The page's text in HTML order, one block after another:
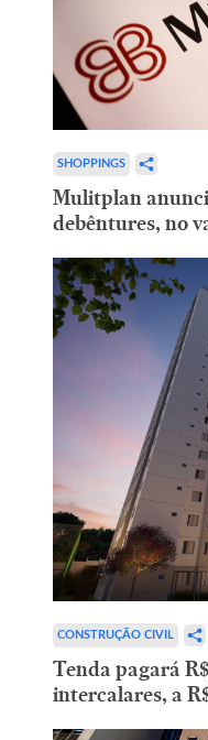
SHOPPINGS
Mulitplan
debêntures, no
CONSTRUÇÃO CIVIL
Tenda pagará
intercalares, a